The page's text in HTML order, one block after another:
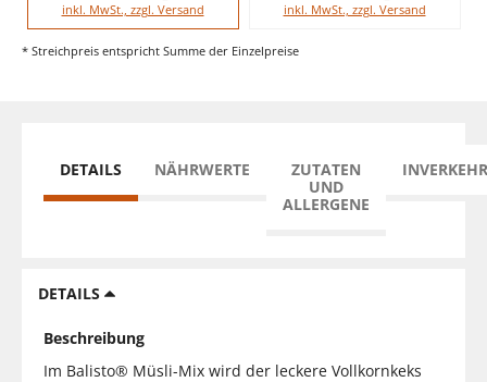
inkl. MwSt., zzgl. Versand inkl. MwSt., zzgl. Versand
* Streichpreis entspricht Summe der Einzelpreise
DETAILS NÄHRWERTE
ZUTATEN
UND
ALLERGENE
DETAILS
Beschreibung
Im Balisto® Müsli-Mix wird der leckere Vollkornkeks